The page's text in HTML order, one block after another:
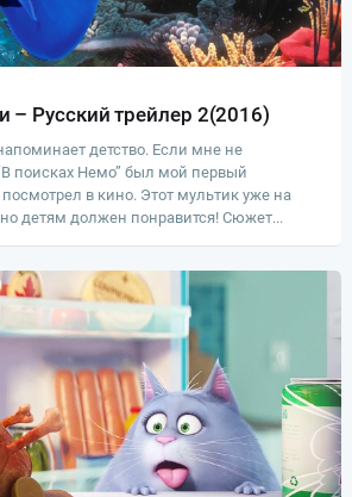
– Русский трейлер 2(2016)
детство. Если мне не
поисках Немо” был мой первый
в кино. Этот мультик уже на
детям должен понравится! Сюжет...